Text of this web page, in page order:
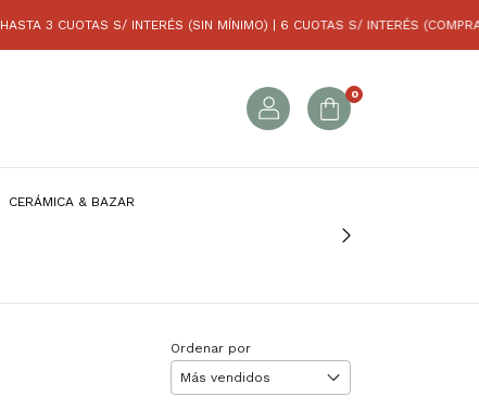
3 CUOTAS S/ INTERÉS (SIN MÍNIMO) | 6 CUOTAS S/ INTERÉS (COMPRAS
0
CERÁMICA & BAZAR
Ordenar por